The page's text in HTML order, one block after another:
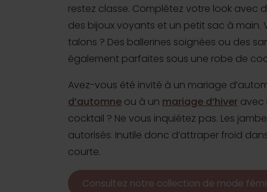
restez classe. Complétez votre look avec
des bijoux voyants et un petit sac à main.
talons ? Des ballerines soignées ou des
également parfaites sous une robe de
Avez-vous été invité à un mariage
d’automne ou à un mariage d’hiver avec
cocktail ? Ne vous inquiétez pas. Les
autorisés. Inutile donc d’attraper froid
courte.
Consultez notre collection de mode